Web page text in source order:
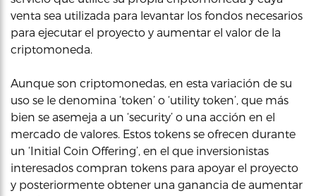
venta sea utilizada para levantar los fondos necesarios
para ejecutar el proyecto y aumentar el valor de la
criptomoneda.
Aunque son criptomonedas, en esta variación de su
uso se le denomina ‘token’ o ‘utility token’, que más
bien se asemeja a un ‘security’ o una acción en el
mercado de valores. Estos tokens se ofrecen durante
un ‘Initial Coin Offering’, en el que inversionistas
interesados compran tokens para apoyar el proyecto
y posteriormente obtener una ganancia de aumentar